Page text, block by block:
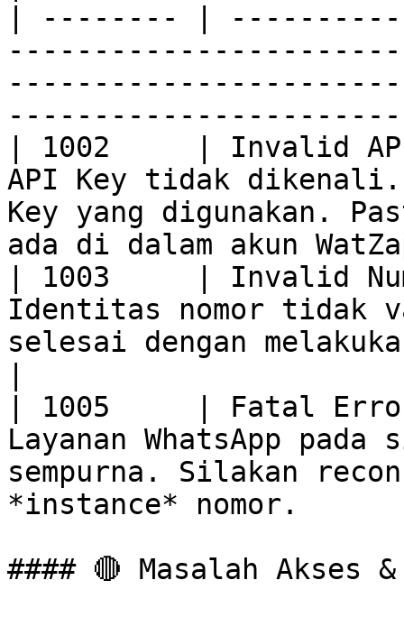
| -------- |
| 1002     | Invalid
API Key tidak
Key yang digunakan.
ada di dalam akun
| 1003     | Invalid
Identitas nomor tidak
selesai dengan
| 1005     | Fatal
Layanan WhatsApp
sempurna. Silakan
*instance* nomor.
#### 🔴 Masalah Akses